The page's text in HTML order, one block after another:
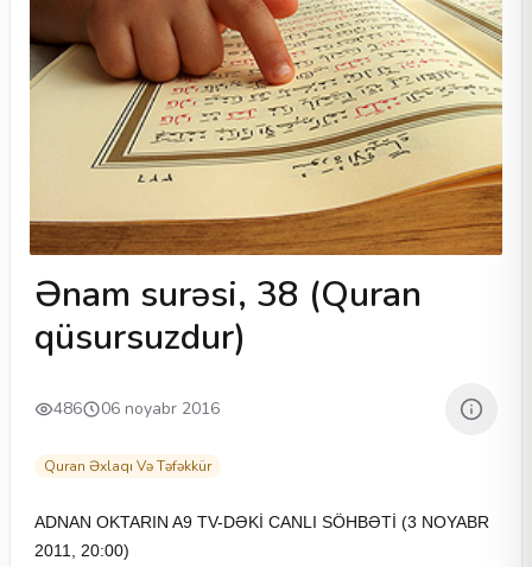
Ənam surəsi, 38 (Quran
qüsursuzdur)
486 06 noyabr 2016
Quran Əxlaqı Və Təfəkkür
ADNAN OKTARIN A9 TV-DƏKİ CANLI SÖHBƏTİ (3 NOYABR
2011, 20:00)